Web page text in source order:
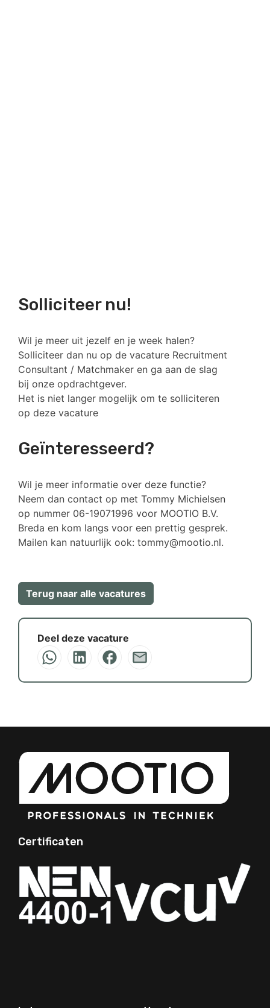
Solliciteer nu!
Wil je meer uit jezelf en je week halen?
Solliciteer dan nu op de vacature Recruitment
Consultant / Matchmaker en ga aan de slag
bij onze opdrachtgever.
Het is niet langer mogelijk om te solliciteren
op deze vacature
Geïnteresseerd?
Wil je meer informatie over deze functie?
Neem dan contact op met Tommy Michielsen
op nummer 06-19071996 voor MOOTIO B.V.
Breda en kom langs voor een prettig gesprek.
Mailen kan natuurlijk ook: tommy@mootio.nl.
Terug naar alle vacatures
Deel deze vacature
Certificaten